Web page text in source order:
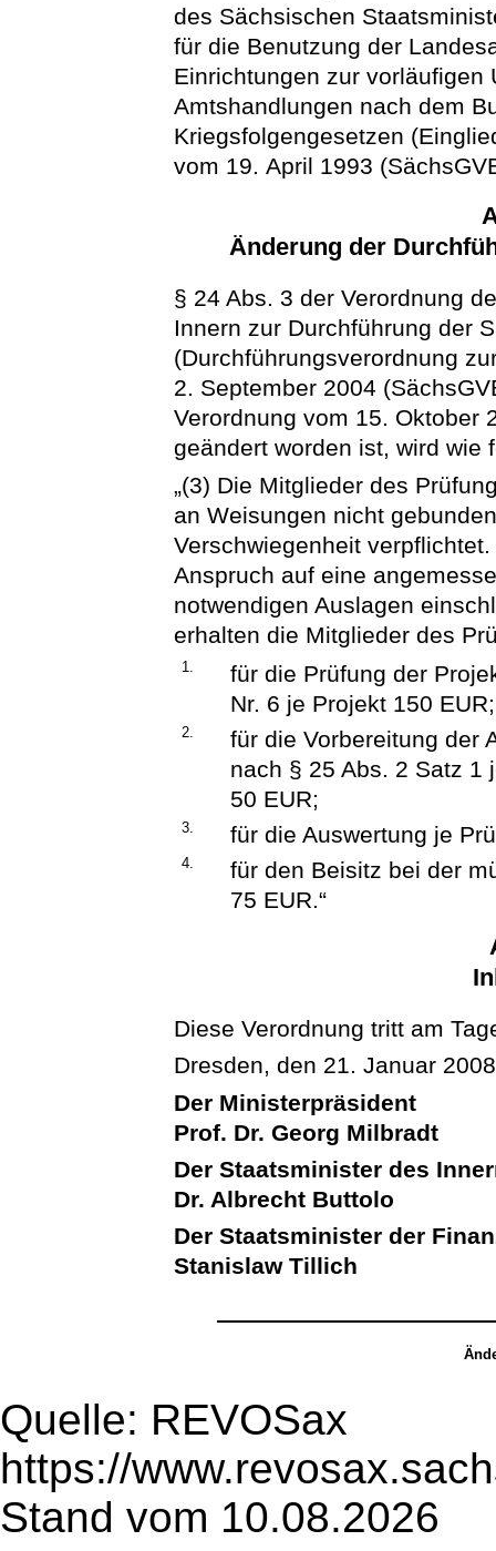
des Sächsischen
für die Benutzung der
Einrichtungen zur vorläufigen
Amtshandlungen nach dem
Kriegsfolgengesetzen
vom 19. April 1993
Änderung der
§ 24 Abs. 3 der Verordnung
Innern zur Durchführung der
(Durchführungsverordnung
2. September 2004
Verordnung vom 15. Oktober
geändert worden ist, wird wie
„(3) Die Mitglieder des
an Weisungen nicht
Verschwiegenheit
Anspruch auf eine
notwendigen Auslagen
erhalten die Mitglieder des
1.
für die Prüfung der
Nr. 6 je Projekt 150 EUR;
2.
für die Vorbereitung der
nach § 25 Abs. 2 Satz 1
50 EUR;
3. für die Auswertung je
4.
für den Beisitz bei der
75 EUR.“
Diese Verordnung tritt am
Dresden, den 21. Januar 2008
Der Ministerpräsident
Prof. Dr. Georg Milbradt
Der Staatsminister des
Dr. Albrecht Buttolo
Der Staatsminister der
Stanislaw Tillich
Quelle: REVOSax
https://
Stand vom 10.08.2026